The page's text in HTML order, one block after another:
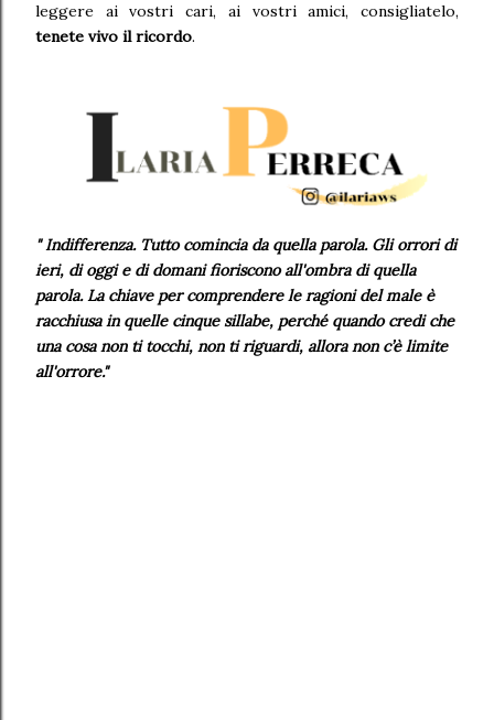
leggere ai vostri cari, ai vostri amici, consigliatelo,
tenete vivo il ricordo.
"Indifferenza. Tutto comincia da quella parola. Gli orrori di
ieri, di oggi e di domani fioriscono all'ombra di quella
parola. La chiave per comprendere le ragioni del male è
racchiusa in quelle cinque sillabe, perché quando credi che
una cosa non ti tocchi, non ti riguardi, allora non c’è limite
all'orrore."